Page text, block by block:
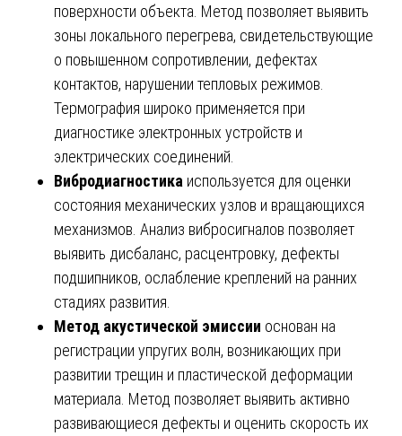
поверхности объекта. Метод позволяет выявить
зоны локального перегрева, свидетельствующие
о повышенном сопротивлении, дефектах
контактов, нарушении тепловых режимов.
Термография широко применяется при
диагностике электронных устройств и
электрических соединений.
Вибродиагностика используется для оценки
состояния механических узлов и вращающихся
механизмов. Анализ вибросигналов позволяет
выявить дисбаланс, расцентровку, дефекты
подшипников, ослабление креплений на ранних
стадиях развития.
Метод акустической эмиссии основан на
регистрации упругих волн, возникающих при
развитии трещин и пластической деформации
материала. Метод позволяет выявить активно
развивающиеся дефекты и оценить скорость их